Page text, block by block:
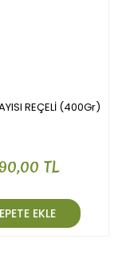
REÇELİ (400Gr)
TL
EKLE